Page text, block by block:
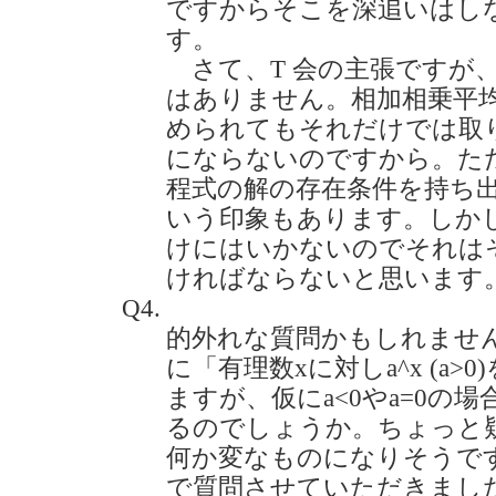
ですからそこを深追いはし
す。
さて、T 会の主張ですが
はありません。相加相乗平
められてもそれだけでは取
にならないのですから。た
程式の解の存在条件を持ち
いう印象もあります。しか
けにはいかないのでそれは
ければならないと思います
Q4.
的外れな質問かもしれませ
に「有理数xに対しa^x
ますが、仮にa<0やa=0の
るのでしょうか。ちょっと
何か変なものになりそうで
で質問させていただきまし